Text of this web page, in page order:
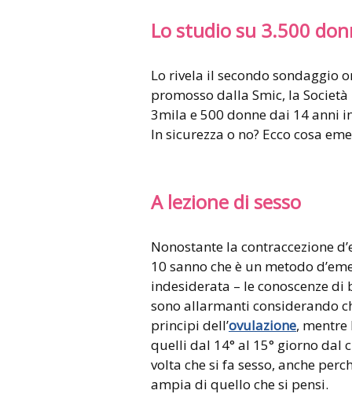
Lo studio su 3.500
Lo rivela il secondo sondaggio
promosso dalla Smic, la
3mila e 500 donne dai 14 anni
In sicurezza o no? Ecco cosa
A lezione di sesso
Nonostante la contraccezione
10 sanno che è un metodo
indesiderata – le conoscenze
sono allarmanti considerando
principi dell’ovulazione,
quelli dal 14° al 15° giorno dal
volta che si fa sesso, anche
ampia di quello che si pensi.